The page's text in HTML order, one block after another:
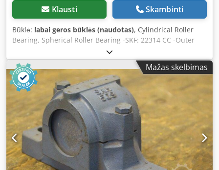
Klausti Skambinti
Būklė: labai geros būklės (naudotas), Cylindrical Roller
Bearing, Spherical Roller Bearing -SKF: 22314 CC -Outer
Diameter: 150 mm -Inner Diameter: 70 mm Cjdpod S Ia
Rsfx Adyjrf -Width: 51 mm -Price: per piece -Quantity: 2
pieces -Weight: 4.4 kg/piece
Mažas skelbimas